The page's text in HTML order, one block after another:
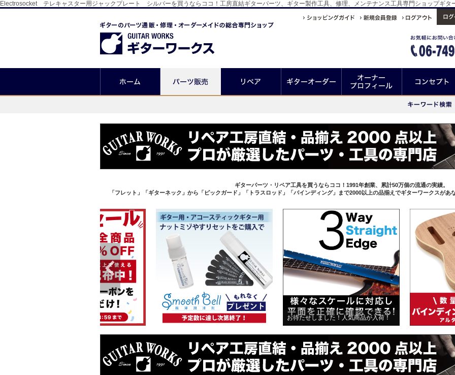
Electrosocket テレキャスター用ジャックプレート シルバーを買うならココ！工房直結ギターパーツ、ギター製作工具、修理、メンテナンス工具専門ショップギタ
ギターパーツ・リペア工具を買うならココ！1991年創業、累計50万個の流通の実績。
「フレット」「ギターネック」から「ピックガード」「トラスロッド」「バインディング」まで2000以上の品揃えでギターワークスがあ
お待たせしました！人気商品が入荷！